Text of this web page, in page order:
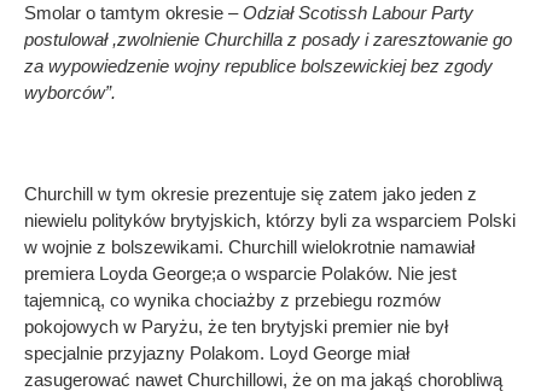
Smolar o tamtym okresie – Odział Scotissh Labour Party
postulował ,zwolnienie Churchilla z posady i zaresztowanie go
za wypowiedzenie wojny republice bolszewickiej bez zgody
wyborców”.
Churchill w tym okresie prezentuje się zatem jako jeden z
niewielu polityków brytyjskich, którzy byli za wsparciem Polski
w wojnie z bolszewikami. Churchill wielokrotnie namawiał
premiera Loyda George;a o wsparcie Polaków. Nie jest
tajemnicą, co wynika chociażby z przebiegu rozmów
pokojowych w Paryżu, że ten brytyjski premier nie był
specjalnie przyjazny Polakom. Loyd George miał
zasugerować nawet Churchillowi, że on ma jakąś chorobliwą